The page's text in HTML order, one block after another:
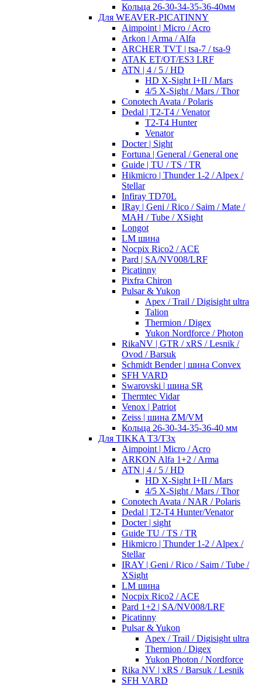
Кольца 26-30-34-35-36-40мм
Для WEAVER-PICATINNY
Aimpoint | Micro / Acro
Arkon | Arma / Alfa
ARCHER TVT | tsa-7 / tsa-9
ATAK ET/OT/ES3 LRF
ATN | 4 / 5 / HD
HD X-Sight I+II / Mars
4/5 X-Sight / Mars / Thor
Conotech Avata / Polaris
Dedal | T2-T4 / Venator
T2-T4 Hunter
Venator
Docter | Sight
Fortuna | General / General one
Guide | TU / TS / TR
Hikmicro | Thunder 1-2 / Alpex /
Stellar
Infiray TD70L
IRay | Geni / Rico / Saim / Mate /
MAH / Tube / XSight
Longot
LM шина
Nocpix Rico2 / ACE
Pard | SA/NV008/LRF
Picatinny
Pixfra Chiron
Pulsar & Yukon
Apex / Trail / Digisight ultra
Talion
Thermion / Digex
Yukon Nordforce / Photon
RikaNV | GTR / xRS / Lesnik /
Ovod / Barsuk
Schmidt Bender | шина Convex
SFH VARD
Swarovski | шина SR
Thermtec Vidar
Venox | Patriot
Zeiss | шина ZM/VM
Кольца 26-30-34-35-36-40 мм
Для TIKKA T3/T3x
Aimpoint | Micro / Acro
ARKON Alfa 1+2 / Arma
ATN | 4 / 5 / HD
HD X-Sight I+II / Mars
4/5 X-Sight / Mars / Thor
Conotech Avata / NAR / Polaris
Dedal | T2-T4 Hunter/Venator
Docter | sight
Guide TU / TS / TR
Hikmicro | Thunder 1-2 / Alpex /
Stellar
IRAY | Geni / Rico / Saim / Tube /
XSight
LM шина
Nocpix Rico2 / ACE
Pard 1+2 | SA/NV008/LRF
Picatinny
Pulsar & Yukon
Apex / Trail / Digisight ultra
Thermion / Digex
Yukon Photon / Nordforce
Rika NV | xRS / Barsuk / Lesnik
SFH VARD